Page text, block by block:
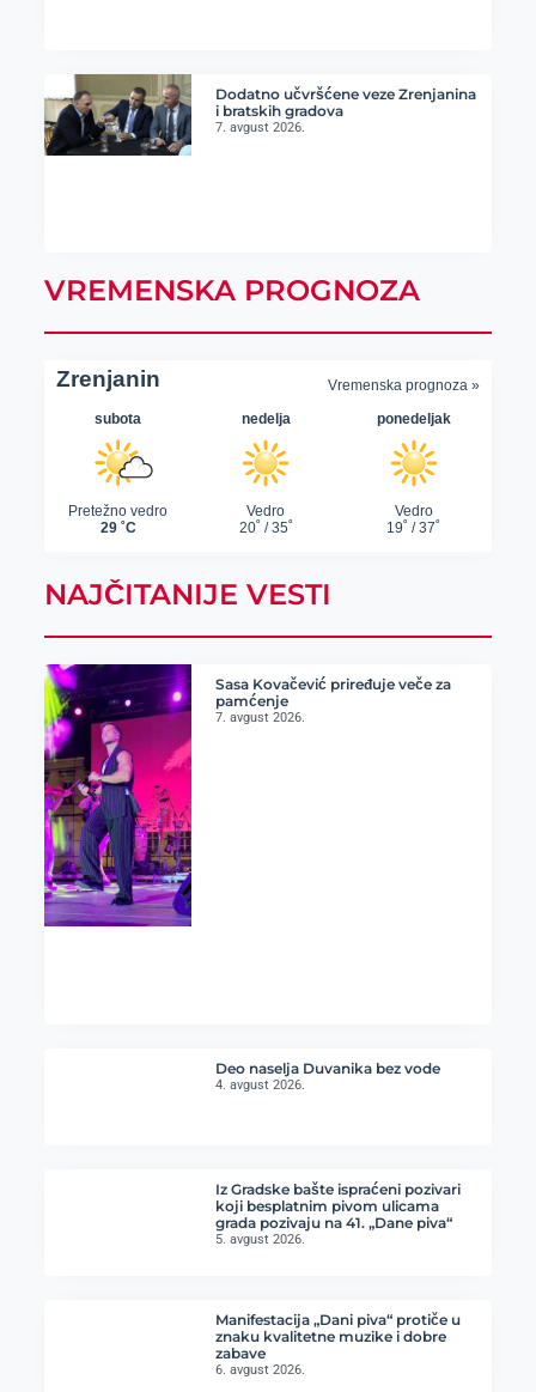
Dodatno učvršćene veze Zrenjanina
i bratskih gradova
7. avgust 2026.
VREMENSKA PROGNOZA
NAJČITANIJE VESTI
Sasa Kovačević priređuje veče za
pamćenje
7. avgust 2026.
Deo naselja Duvanika bez vode
4. avgust 2026.
Iz Gradske bašte ispraćeni pozivari
koji besplatnim pivom ulicama
grada pozivaju na 41. „Dane piva“
5. avgust 2026.
Manifestacija „Dani piva“ protiče u
znaku kvalitetne muzike i dobre
zabave
6. avgust 2026.